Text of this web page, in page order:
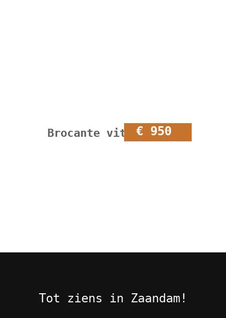
Brocante vitrinekast
€ 950
Tot ziens in Zaandam!